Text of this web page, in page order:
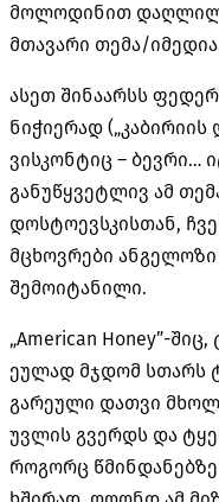
მოლოდინით დაღლილ
მთავარი თემა/
ასეთ შინაარსს
ნიჭიერად („კაბირიის
ვისკონტიც – ბევრი…
განუწყვეტლივ ამ
დოსტოევსკისთან,
მცხოვრები
შემოიტანილი.
„American Honey”-
ეულად მჯდომ სთარს
გარეული დათვი
უვლის გვერდს და
როგორც